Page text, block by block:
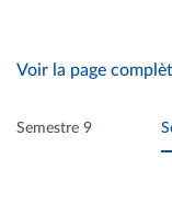
Voir la page
Semestre 9